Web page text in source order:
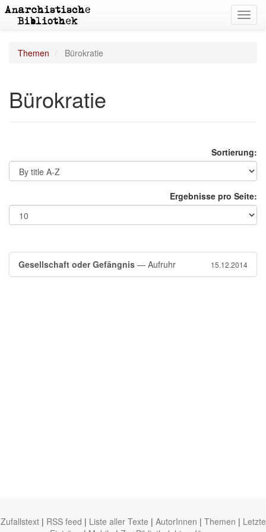
Themen Bürokratie
Bürokratie
Sortierung:
Ergebnisse pro Seite:
Gesellschaft oder Gefängnis — Aufruhr 15.12.2014
Zufallstext | RSS feed | Liste aller Texte | AutorInnen | Themen | Letzte